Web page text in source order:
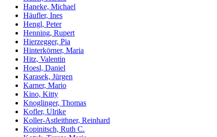
Haneke, Michael
Häufler, Ines
Hengl, Peter
Henning, Rupert
Hierzegger, Pia
Hinterkörner, Maria
Hitz, Valentin
Hoesl, Daniel
Karasek, Jürgen
Karner, Mario
Kino, Kitty
Knoglinger, Thomas
Kofler, Ulrike
Koller-Astleithner, Reinhard
Kopinitsch, Ruth C.